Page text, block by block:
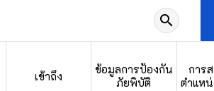
search
เข้าถึง
ข้อมูลการป้องกัน
ภัยพิบัติ
การ
ตำแห